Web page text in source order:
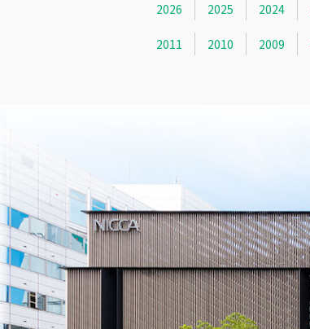
2026
2025 2024
2011 2010 2009